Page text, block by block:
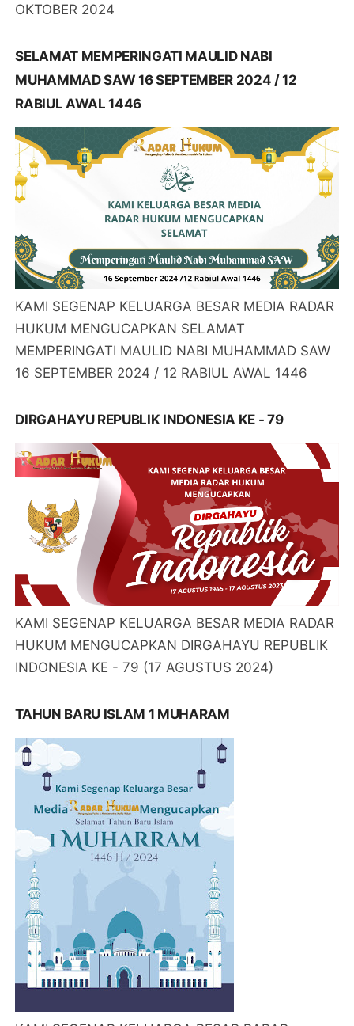
OKTOBER 2024
SELAMAT MEMPERINGATI MAULID NABI
MUHAMMAD SAW 16 SEPTEMBER 2024 / 12
RABIUL AWAL 1446
KAMI SEGENAP KELUARGA BESAR MEDIA RADAR
HUKUM MENGUCAPKAN SELAMAT
MEMPERINGATI MAULID NABI MUHAMMAD SAW
16 SEPTEMBER 2024 / 12 RABIUL AWAL 1446
DIRGAHAYU REPUBLIK INDONESIA KE - 79
KAMI SEGENAP KELUARGA BESAR MEDIA RADAR
HUKUM MENGUCAPKAN DIRGAHAYU REPUBLIK
INDONESIA KE - 79 (17 AGUSTUS 2024)
TAHUN BARU ISLAM 1 MUHARAM